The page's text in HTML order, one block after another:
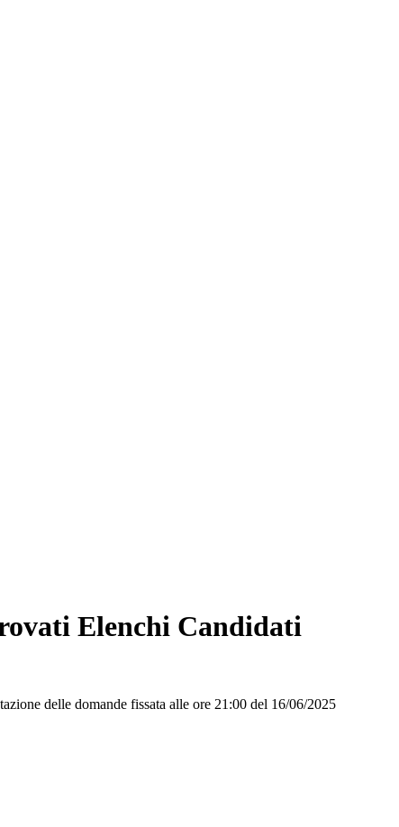
Elenchi Candidati
delle domande fissata alle ore 21:00 del 16/06/2025